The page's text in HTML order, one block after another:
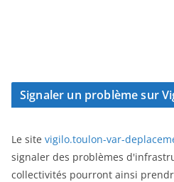
Signaler un problème sur
Le site vigilo.toulon-var-
signaler des problèmes
collectivités pourront ainsi